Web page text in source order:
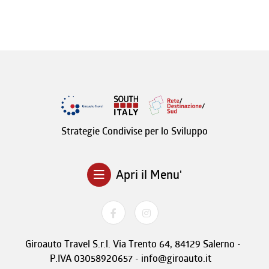
Strategie Condivise per lo Sviluppo
Apri il Menu'
Giroauto Travel S.r.l. Via Trento 64, 84129 Salerno -
P.IVA 03058920657 - info@giroauto.it